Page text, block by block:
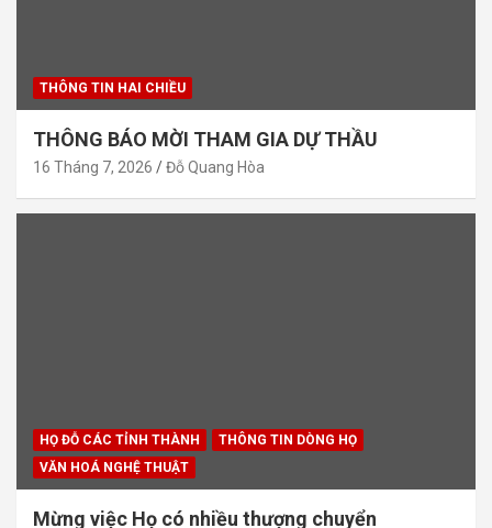
THÔNG TIN HAI CHIỀU
THÔNG BÁO MỜI THAM GIA DỰ THẦU
16 Tháng 7, 2026 Đỗ Quang Hòa
HỌ ĐỖ CÁC TỈNH THÀNH
THÔNG TIN DÒNG HỌ
VĂN HOÁ NGHỆ THUẬT
Mừng việc Họ có nhiều thượng chuyển